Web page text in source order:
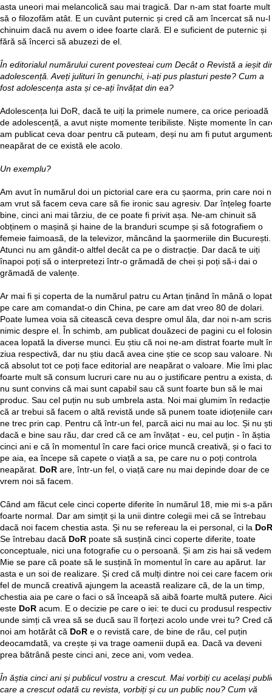
asta uneori mai melancolică sau mai tragică. Dar n-am stat foarte mult
să o filozofăm atât. E un cuvânt puternic și cred că am încercat să nu-l
chinuim dacă nu avem o idee foarte clară. El e suficient de puternic și
fără să încerci să abuzezi de el.
În editorialul numărului curent povesteai cum Decât o Revistă a ieșit
adolescență. Aveți julituri în genunchi, i-ați pus plasturi peste? Cum a
fost adolescența asta și ce-ați învățat din ea?
Adolescența lui DoR, dacă te uiți la primele numere, ca orice perioadă
de adolescență, a avut niște momente teribiliste. Niște momente în
am publicat ceva doar pentru că puteam, deși nu am fi putut
neapărat de ce există ele acolo.
Un exemplu?
Am avut în numărul doi un pictorial care era cu șaorma, prin care noi
am vrut să facem ceva care să fie ironic sau agresiv. Dar înțeleg foarte
bine, cinci ani mai târziu, de ce poate fi privit așa. Ne-am chinuit să
obținem o mașină și haine de la branduri scumpe și să fotografiem o
femeie faimoasă, de la televizor, mâncând la şaormeriile din București.
Atunci nu am gândit-o altfel decât ca pe o distracție. Dar dacă te uiți
înapoi poți să o interpretezi într-o grămadă de chei și poți să-i dai o
grămadă de valențe.
Ar mai fi și coperta de la numărul patru cu Artan ținând în mână o
pe care am comandat-o din China, pe care am dat vreo 80 de dolari.
Poate lumea voia să citească ceva despre omul ăla, dar noi n-am scris
nimic despre el. În schimb, am publicat douăzeci de pagini cu el
acea lopată la diverse munci. Eu știu că noi ne-am distrat foarte mult
ziua respectivă, dar nu știu dacă avea cine știe ce scop sau valoare.
că absolut tot ce poți face editorial are neapărat o valoare. Mie îmi
foarte mult să consum lucruri care nu au o justificare pentru a exista,
nu sunt convins că mai sunt capabil sau că sunt foarte bun să le mai
produc. Sau cel puțin nu sub umbrela asta. Noi mai glumim în redacție
că ar trebui să facem o altă revistă unde să punem toate idioțeniile
ne trec prin cap. Pentru că într-un fel, parcă aici nu mai au loc. Și nu
dacă e bine sau rău, dar cred că ce am învățat - eu, cel puțin - în ăștia
cinci ani e că în momentul în care faci orice muncă creativă, și o faci
pe aia, ea începe să capete o viață a sa, pe care nu o poți controla
neapărat. DoR are, într-un fel, o viață care nu mai depinde doar de ce
vrem noi să facem.
Când am făcut cele cinci coperte diferite în numărul 18, mie mi s-a
foarte normal. Dar am simțit și la unii dintre colegii mei că se întrebau
dacă noi facem chestia asta. Și nu se refereau la ei personal, ci la DoR
Se întrebau dacă DoR poate să susțină cinci coperte diferite, toate
conceptuale, nici una fotografie cu o persoană. Și am zis hai să
Mie se pare că poate să le susțină în momentul în care au apărut. Iar
asta e un soi de realizare. Și cred că mulți dintre noi cei care facem
fel de muncă creativă ajungem la această realizare că, de la un timp,
chestia aia pe care o faci o să înceapă să aibă foarte multă putere. Aici
este DoR acum. E o decizie pe care o iei: te duci cu produsul respectiv
unde simți că vrea să se ducă sau îl forțezi acolo unde vrei tu? Cred că
noi am hotărât că DoR e o revistă care, de bine de rău, cel puțin
deocamdată, va crește și va trage oamenii după ea. Dacă va deveni
prea bătrână peste cinci ani, zece ani, vom vedea.
În ăștia cinci ani și publicul vostru a crescut. Mai vorbiți cu același
care a crescut odată cu revista, vorbiți și cu un public nou? Cum vă